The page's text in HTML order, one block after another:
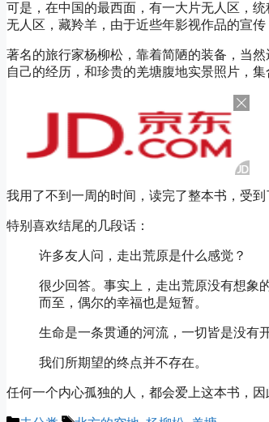
可是，在中国的最西面，有一大片无人区，
无人区，藏羚羊，由于近些年影视作品的宣
著名的旅行家杨柳松，靠着简陋的装备，当
自己的经历，和珍贵的羌塘腹地实景照片，
我用了不到一周的时间，读完了整本书，受到
特别喜欢结尾的几段话：
许多友人问，走出荒原是什么感觉？
很少回答。事实上，走出荒原没有想象
而至，偶尔的幸福也是短暂。
生命是一条贯通的河流，一切皆是没有
我们所期望的终点并不存在。
任何一个内心孤独的人，都会爱上这本书，因